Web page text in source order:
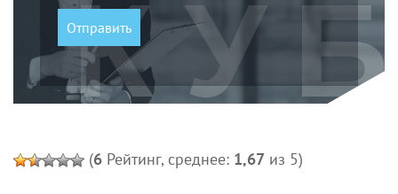
(6 Рейтинг, среднее: 1,67 из 5)